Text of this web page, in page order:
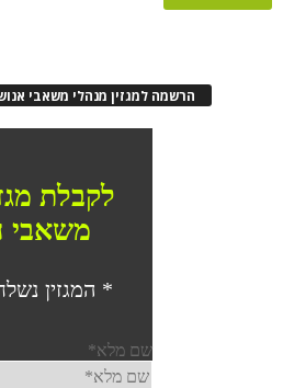
הרשמה למגזין מנהלי משאבי